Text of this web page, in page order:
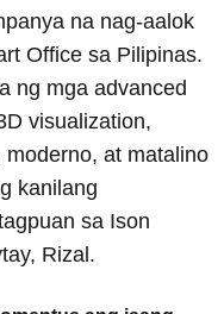
na nag-aalok
Office sa Pilipinas.
ng mga advanced
visualization,
at matalino
kanilang
sa Ison
Rizal.